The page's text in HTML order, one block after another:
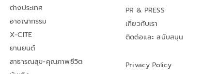
ต่างประเทศ
อาชญากรรม
X-CITE
ยานยนต์
สาธารณสุข-คุณภาพชีวิต
PR & PRESS
เกี่ยวกับเรา
ติดต่อและ สนับสนุน
Privacy Policy